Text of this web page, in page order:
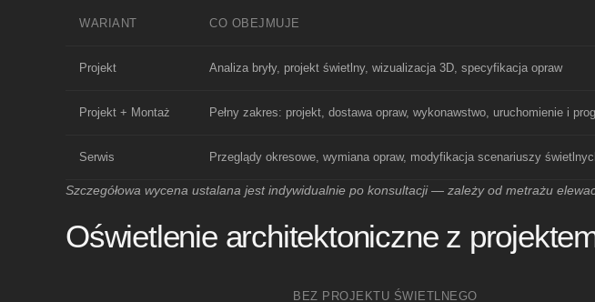
WARIANT CO OBEJMUJE
Projekt Analiza bryły, projekt świetlny, wizualizacja 3D, specyfikacja opraw
Projekt + Montaż Pełny zakres: projekt, dostawa opraw, wykonawstwo, uruchomienie i
Serwis Przeglądy okresowe, wymiana opraw, modyfikacja scenariuszy
Szczegółowa wycena ustalana jest indywidualnie po konsultacji — zależy od metrażu
Oświetlenie architektoniczne z
BEZ PROJEKTU ŚWIETLNEGO